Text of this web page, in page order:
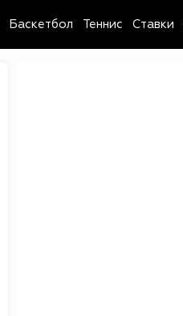
Баскетбол Теннис Ставки